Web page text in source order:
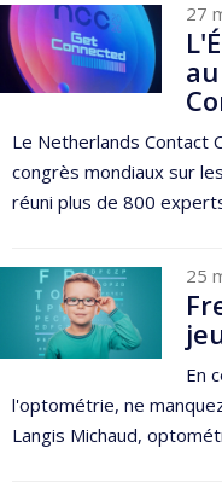
27
Le Netherlands Contact
congrès mondiaux sur
réuni plus de 800
25
En
l'optométrie, ne
Langis Michaud,